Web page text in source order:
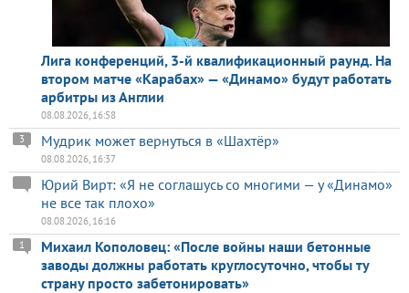
Лига конференций, 3-й квалификационный раунд. На
втором матче «Карабах» — «Динамо» будут работать
арбитры из Англии
08.08.2026, 16:58
Мудрик может вернуться в «Шахтёр»
3
08.08.2026, 16:37
Юрий Вирт: «Я не соглашусь со многими — у «Динамо»
не все так плохо»
08.08.2026, 16:16
Михаил Кополовец: «После войны наши бетонные
заводы должны работать круглосуточно, чтобы ту
страну просто забетонировать»
1